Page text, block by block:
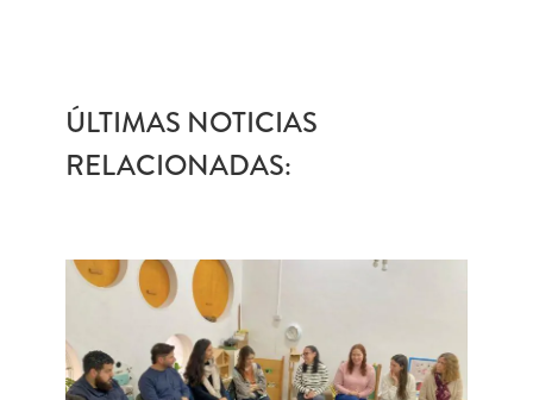
ÚLTIMAS NOTICIAS
RELACIONADAS: